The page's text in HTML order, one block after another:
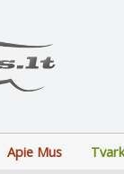
Apie Mus